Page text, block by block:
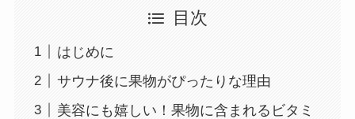
目次
はじめに
サウナ後に果物がぴったりな理由
美容にも嬉しい！果物に含まれるビタミ